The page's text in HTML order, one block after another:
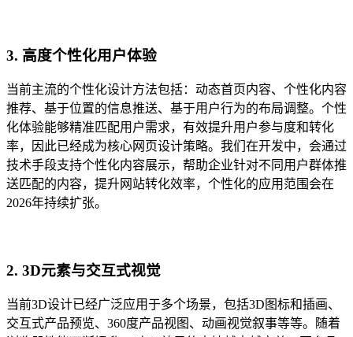
3. 高度个性化用户体验
当前主流的个性化设计方法包括：动态首页内容、个性化内容
推荐、基于位置的信息推送、基于用户行为的布局调整。个性
化体验能够精准匹配用户需求，有效提升用户参与度和转化
率，因此已经成为核心网页设计策略。我们在开发中，会通过
技术手段支持个性化内容展示，帮助企业针对不同用户群体推
送匹配的内容，提升网站转化效率，个性化的应用范围会在
2026年持续扩张。
2. 3D元素与交互式视觉
当前3D设计已经广泛应用于多个场景，包括3D图标和插画、
交互式产品预览、360度产品视图、动画视觉叙事等等。随着